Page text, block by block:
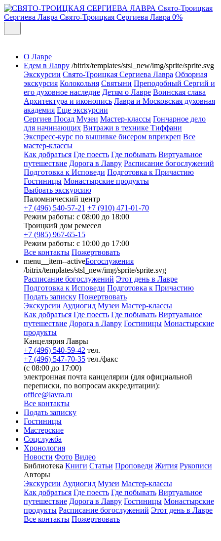
Свято-Троицкая
Сергиева Лавра Свято-Троицкая Сергиева Лавра 0%
О Лавре
Едем в Лавру /bitrix/templates/stsl_new/img/sprite/sprite.svg
Экскурсии Свято-Троицкая Сергиева Лавра Обзорная
экскурсия Колокольня Святыни Преподобный Сергий и
его духовное наследие Детям о Лавре Воинская слава
Архитектура и иконопись Лавра и Московская духовная
академия Еще экскурсии
Сергиев Посад Музеи Мастер-классы Гончарное дело
для начинающих Витражи в технике Тиффани
Экспресс-курс по вышивке бисером вприкреп Все
мастер-классы
Как добраться Где поесть Где побывать Виртуальное
путешествие Дорога в Лавру Расписание богослужений
Подготовка к Исповеди Подготовка к Причастию
Гостиницы Монастырские продукты
Выбрать экскурсию
Паломнический центр
+7 (496) 540-57-21 +7 (910) 471-01-70
Режим работы: с 08:00 до 18:00
Троицкий дом ремесел
+7 (985) 967-65-15
Режим работы: с 10:00 до 17:00
Все контакты Пожертвовать
menu__item--activeБогослужения
/bitrix/templates/stsl_new/img/sprite/sprite.svg
Расписание богослужений Этот день в Лавре
Подготовка к Исповеди Подготовка к Причастию
Подать записку Пожертвовать
Экскурсии Аудиогид Музеи Мастер-классы
Как добраться Где поесть Где побывать Виртуальное
путешествие Дорога в Лавру Гостиницы Монастырские
продукты
Канцелярия Лавры
+7 (496) 540-59-42 тел.
+7 (496) 547-70-35 тел./факс
(с 08:00 до 17:00)
электронная почта канцелярии (для официальной
переписки, по вопросам аккредитации):
office@lavra.ru
Все контакты
Подать записку
Гостиницы
Мастерские
Соцслужба
Хронология
Новости Фото Видео
Библиотека Книги Статьи Проповеди Жития Рукописи
Авторы
Экскурсии Аудиогид Музеи Мастер-классы
Как добраться Где поесть Где побывать Виртуальное
путешествие Дорога в Лавру Гостиницы Монастырские
продукты Расписание богослужений Этот день в Лавре
Все контакты Пожертвовать